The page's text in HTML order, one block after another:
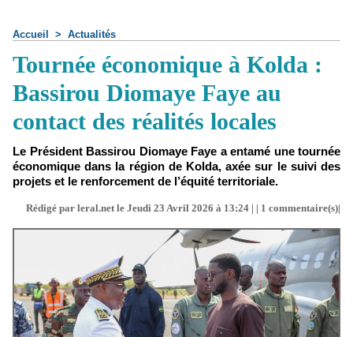
Accueil > Actualités
Tournée économique à Kolda :
Bassirou Diomaye Faye au
contact des réalités locales
Le Président Bassirou Diomaye Faye a entamé une tournée
économique dans la région de Kolda, axée sur le suivi des
projets et le renforcement de l’équité territoriale.
Rédigé par leral.net le Jeudi 23 Avril 2026 à 13:24 | | 1 commentaire(s)|